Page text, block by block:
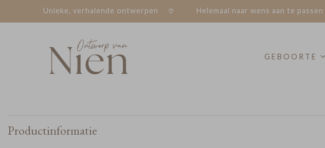
Unieke, verhalende ontwerpen Helemaal naar wens aan te passen
GEBOORTE
Productinformatie